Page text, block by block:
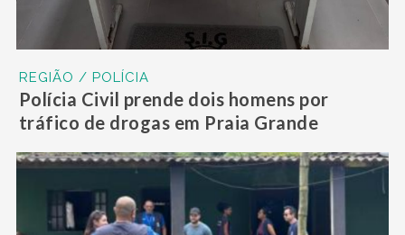
REGIÃO / POLÍCIA
Polícia Civil prende dois homens por
tráfico de drogas em Praia Grande